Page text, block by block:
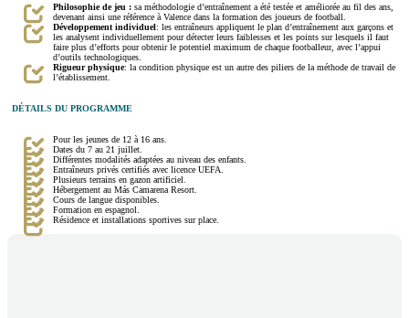
Philosophie de jeu : sa méthodologie d’entraînement a été testée et améliorée au fil des ans,
devenant ainsi une référence à Valence dans la formation des joueurs de football.
Développement individuel: les entraîneurs appliquent le plan d’entraînement aux garçons et
les analysent individuellement pour détecter leurs faiblesses et les points sur lesquels il faut
faire plus d’efforts pour obtenir le potentiel maximum de chaque footballeur, avec l’appui
d’outils technologiques.
Rigueur physique: la condition physique est un autre des piliers de la méthode de travail de
l’établissement.
DÉTAILS DU PROGRAMME
Pour les jeunes de 12 à 16 ans.
Dates du 7 au 21 juillet.
Différentes modalités adaptées au niveau des enfants.
Entraîneurs privés certifiés avec licence UEFA.
Plusieurs terrains en gazon artificiel.
Hébergement au Más Camarena Resort.
Cours de langue disponibles.
Formation en espagnol.
Résidence et installations sportives sur place.